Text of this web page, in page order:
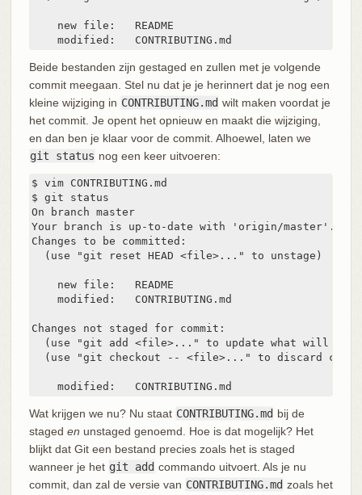
    new file:   README
    modified:   CONTRIBUTING.md
Beide bestanden zijn gestaged en zullen met je volgende
commit meegaan. Stel nu dat je je herinnert dat je nog een
kleine wijziging in CONTRIBUTING.md wilt maken voordat je
het commit. Je opent het opnieuw en maakt die wijziging,
en dan ben je klaar voor de commit. Alhoewel, laten we
git status nog een keer uitvoeren:
$ vim CONTRIBUTING.md
$ git status
On branch master
Your branch is up-to-date with 'origin/master'.
Changes to be committed:
  (use "git reset HEAD <file>..." to unstage)
    new file:   README
    modified:   CONTRIBUTING.md
Changes not staged for commit:
(use "git add <file>..." to update what will be
(use "git checkout -- <file>..." to discard
    modified:   CONTRIBUTING.md
Wat krijgen we nu? Nu staat CONTRIBUTING.md bij de
staged en unstaged genoemd. Hoe is dat mogelijk? Het
blijkt dat Git een bestand precies zoals het is staged
wanneer je het git add commando uitvoert. Als je nu
commit, dan zal de versie van CONTRIBUTING.md zoals het